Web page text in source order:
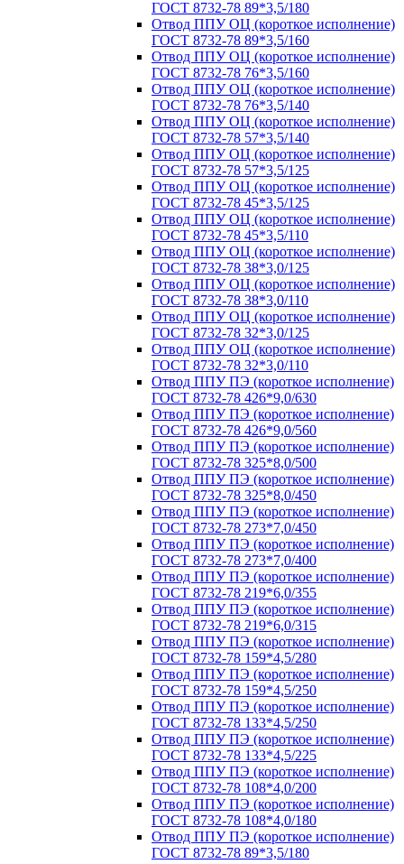
ГОСТ 8732-78 89*3,5/180
Отвод ППУ ОЦ (короткое исполнение)
ГОСТ 8732-78 89*3,5/160
Отвод ППУ ОЦ (короткое исполнение)
ГОСТ 8732-78 76*3,5/160
Отвод ППУ ОЦ (короткое исполнение)
ГОСТ 8732-78 76*3,5/140
Отвод ППУ ОЦ (короткое исполнение)
ГОСТ 8732-78 57*3,5/140
Отвод ППУ ОЦ (короткое исполнение)
ГОСТ 8732-78 57*3,5/125
Отвод ППУ ОЦ (короткое исполнение)
ГОСТ 8732-78 45*3,5/125
Отвод ППУ ОЦ (короткое исполнение)
ГОСТ 8732-78 45*3,5/110
Отвод ППУ ОЦ (короткое исполнение)
ГОСТ 8732-78 38*3,0/125
Отвод ППУ ОЦ (короткое исполнение)
ГОСТ 8732-78 38*3,0/110
Отвод ППУ ОЦ (короткое исполнение)
ГОСТ 8732-78 32*3,0/125
Отвод ППУ ОЦ (короткое исполнение)
ГОСТ 8732-78 32*3,0/110
Отвод ППУ ПЭ (короткое исполнение)
ГОСТ 8732-78 426*9,0/630
Отвод ППУ ПЭ (короткое исполнение)
ГОСТ 8732-78 426*9,0/560
Отвод ППУ ПЭ (короткое исполнение)
ГОСТ 8732-78 325*8,0/500
Отвод ППУ ПЭ (короткое исполнение)
ГОСТ 8732-78 325*8,0/450
Отвод ППУ ПЭ (короткое исполнение)
ГОСТ 8732-78 273*7,0/450
Отвод ППУ ПЭ (короткое исполнение)
ГОСТ 8732-78 273*7,0/400
Отвод ППУ ПЭ (короткое исполнение)
ГОСТ 8732-78 219*6,0/355
Отвод ППУ ПЭ (короткое исполнение)
ГОСТ 8732-78 219*6,0/315
Отвод ППУ ПЭ (короткое исполнение)
ГОСТ 8732-78 159*4,5/280
Отвод ППУ ПЭ (короткое исполнение)
ГОСТ 8732-78 159*4,5/250
Отвод ППУ ПЭ (короткое исполнение)
ГОСТ 8732-78 133*4,5/250
Отвод ППУ ПЭ (короткое исполнение)
ГОСТ 8732-78 133*4,5/225
Отвод ППУ ПЭ (короткое исполнение)
ГОСТ 8732-78 108*4,0/200
Отвод ППУ ПЭ (короткое исполнение)
ГОСТ 8732-78 108*4,0/180
Отвод ППУ ПЭ (короткое исполнение)
ГОСТ 8732-78 89*3,5/180